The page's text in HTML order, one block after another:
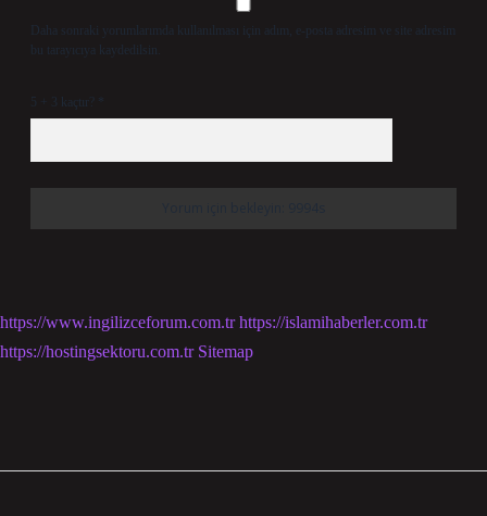
Daha sonraki yorumlarımda kullanılması için adım, e-posta adresim ve site adresim
bu tarayıcıya kaydedilsin.
5 + 3 kaçtır? *
https://www.ingilizceforum.com.tr https://islamihaberler.com.tr
https://hostingsektoru.com.tr Sitemap